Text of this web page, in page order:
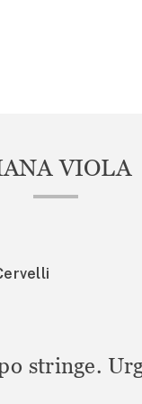
VIOLA
stringe.